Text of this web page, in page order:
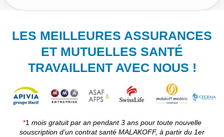
LES MEILLEURES ASSURANCES
ET MUTUELLES SANTÉ
TRAVAILLENT AVEC NOUS !
*1 mois gratuit par an pendant 3 ans pour toute nouvelle
souscription d’un contrat santé MALAKOFF, à partir du 1er